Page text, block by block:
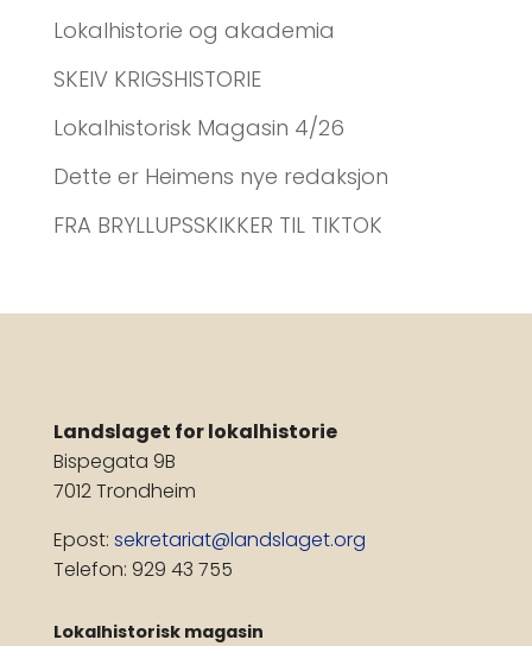
Lokalhistorie og akademia
SKEIV KRIGSHISTORIE
Lokalhistorisk Magasin 4/26
Dette er Heimens nye redaksjon
FRA BRYLLUPSSKIKKER TIL TIKTOK
Landslaget for lokalhistorie
Bispegata 9B
7012 Trondheim
Epost: sekretariat@landslaget.org
Telefon: 929 43 755
Lokalhistorisk magasin